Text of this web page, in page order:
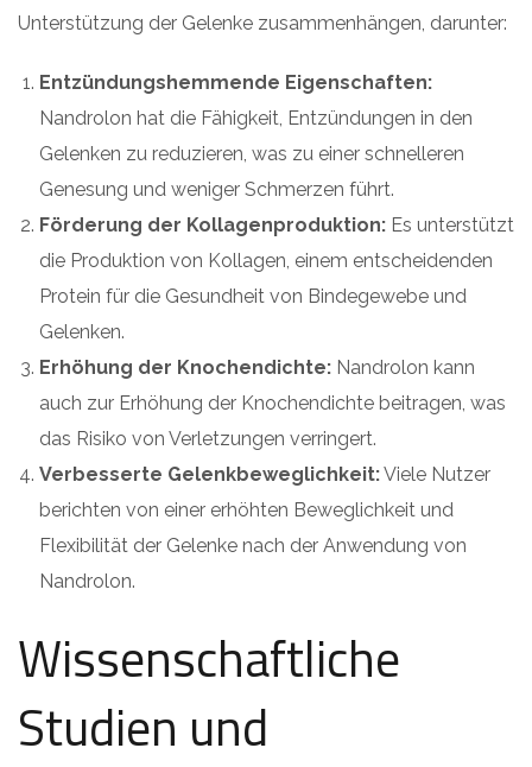
Unterstützung der Gelenke zusammenhängen, darunter:
Entzündungshemmende Eigenschaften:
Nandrolon hat die Fähigkeit, Entzündungen in den
Gelenken zu reduzieren, was zu einer schnelleren
Genesung und weniger Schmerzen führt.
Förderung der Kollagenproduktion: Es unterstützt
die Produktion von Kollagen, einem entscheidenden
Protein für die Gesundheit von Bindegewebe und
Gelenken.
Erhöhung der Knochendichte: Nandrolon kann
auch zur Erhöhung der Knochendichte beitragen, was
das Risiko von Verletzungen verringert.
Verbesserte Gelenkbeweglichkeit:Viele Nutzer
berichten von einer erhöhten Beweglichkeit und
Flexibilität der Gelenke nach der Anwendung von
Nandrolon.
Wissenschaftliche
Studien und